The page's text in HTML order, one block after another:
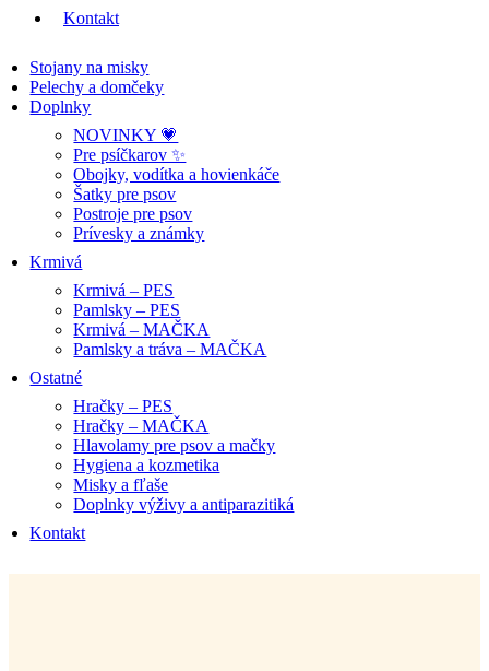
Kontakt
Stojany na misky
Pelechy a domčeky
Doplnky
NOVINKY 💗
Pre psíčkarov ✨
Obojky, vodítka a hovienkáče
Šatky pre psov
Postroje pre psov
Prívesky a známky
Krmivá
Krmivá – PES
Pamlsky – PES
Krmivá – MAČKA
Pamlsky a tráva – MAČKA
Ostatné
Hračky – PES
Hračky – MAČKA
Hlavolamy pre psov a mačky
Hygiena a kozmetika
Misky a fľaše
Doplnky výživy a antiparazitiká
Kontakt